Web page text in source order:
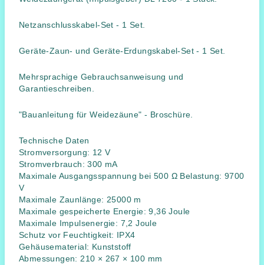
Netzanschlusskabel-Set - 1 Set.
Geräte-Zaun- und Geräte-Erdungskabel-Set - 1 Set.
Mehrsprachige Gebrauchsanweisung und
Garantieschreiben.
"Bauanleitung für Weidezäune" - Broschüre.
Technische Daten
Stromversorgung: 12 V
Stromverbrauch: 300 mA
Maximale Ausgangsspannung bei 500 Ω Belastung: 9700
V
Maximale Zaunlänge: 25000 m
Maximale gespeicherte Energie: 9,36 Joule
Maximale Impulsenergie: 7,2 Joule
Schutz vor Feuchtigkeit: IPX4
Gehäusematerial: Kunststoff
Abmessungen: 210 × 267 × 100 mm